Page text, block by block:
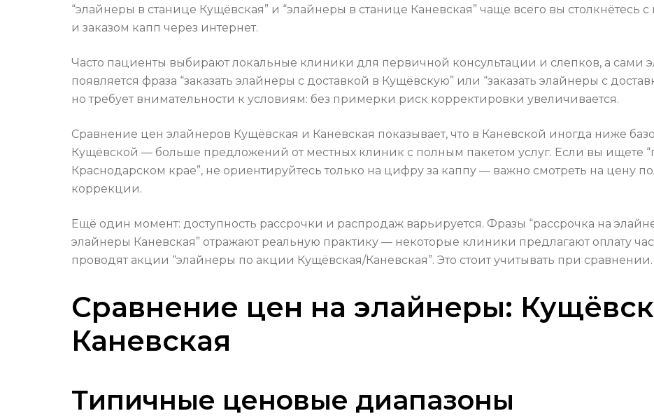
“элайнеры в станице Кущёвская” и “элайнеры в станице Каневская” чаще всего вы
и заказом капп через интернет.
Часто пациенты выбирают локальные клиники для первичной консультации и слепков, а сами
появляется фраза “заказать элайнеры с доставкой в Кущёвскую” или “заказать элайнеры с
но требует внимательности к условиям: без примерки риск корректировки увеличивается.
Сравнение цен элайнеров Кущёвская и Каневская показывает, что в Каневской иногда ниже
Кущёвской — больше предложений от местных клиник с полным пакетом услуг. Если вы ищете
Краснодарском крае”, не ориентируйтесь только на цифру за каппу — важно смотреть на цену
коррекции.
Ещё один момент: доступность рассрочки и распродаж варьируется. Фразы “рассрочка на
элайнеры Каневская” отражают реальную практику — некоторые клиники предлагают оплату
проводят акции “элайнеры по акции Кущёвская/Каневская”. Это стоит учитывать при сравнении.
Сравнение цен на элайнеры:
Каневская
Типичные ценовые диапазоны